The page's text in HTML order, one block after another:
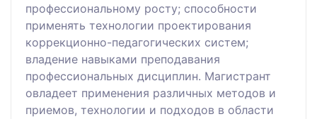
профессиональному росту; способности
применять технологии проектирования
коррекционно-педагогических систем;
владение навыками преподавания
профессиональных дисциплин. Магистрант
овладеет применения различных методов и
приемов, технологии и подходов в области